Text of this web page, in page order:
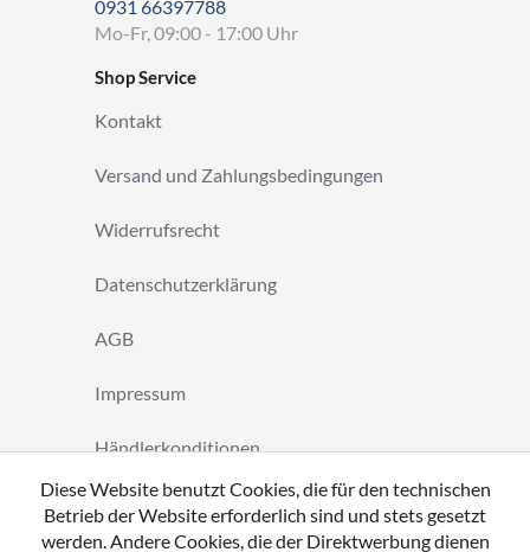
0931 66397788
Mo-Fr, 09:00 - 17:00 Uhr
Shop Service
Kontakt
Versand und Zahlungsbedingungen
Widerrufsrecht
Datenschutzerklärung
AGB
Impressum
Händlerkonditionen
Vertrag widerrufen
Diese Website benutzt Cookies, die für den technischen
Betrieb der Website erforderlich sind und stets gesetzt
werden. Andere Cookies, die der Direktwerbung dienen